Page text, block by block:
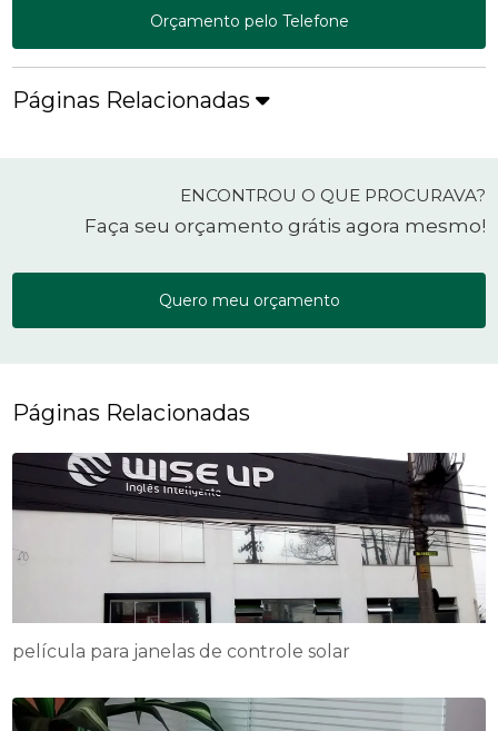
Orçamento pelo Telefone
Páginas Relacionadas
ENCONTROU O QUE PROCURAVA?
Faça seu orçamento grátis agora mesmo!
Quero meu orçamento
Páginas Relacionadas
película para janelas de controle solar